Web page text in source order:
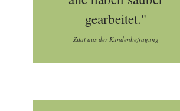
gearbeitet."
Zitat aus der Kundenbefragung